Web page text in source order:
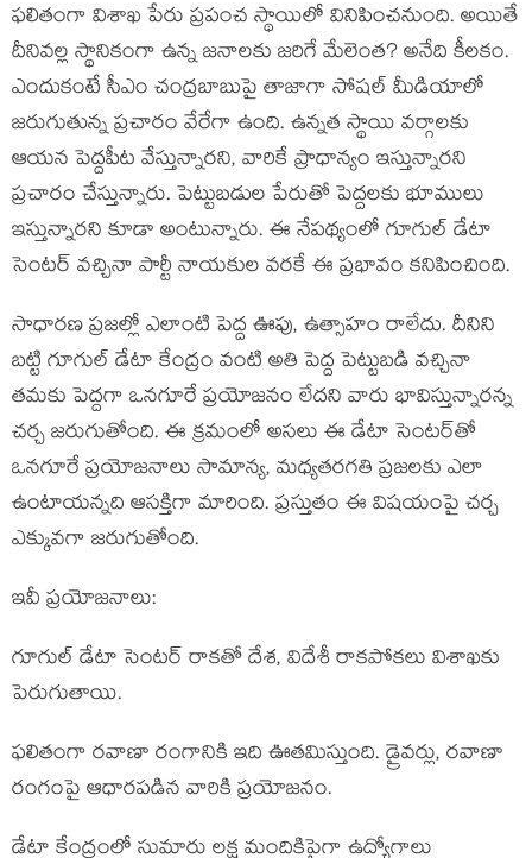
ఫలితంగా విశాఖ పేరు ప్రపంచ స్థాయిలో వినిపించనుంది. అయితే
దీనివల్ల స్థానికంగా ఉన్న జనాలకు జరిగే మేలెంత? అనేది కీలకం.
ఎందుకంటే సీఎం చంద్రబాబుపై తాజాగా సోషల్ మీడియాలో
జరుగుతున్న ప్రచారం వేరేగా ఉంది. ఉన్నత స్థాయి వర్గాలకు
ఆయన పెద్దపీట వేస్తున్నారని, వారికే ప్రాధాన్యం ఇస్తున్నారని
ప్రచారం చేస్తున్నారు. పెట్టుబడుల పేరుతో పెద్దలకు భూములు
ఇస్తున్నారని కూడా అంటున్నారు. ఈ నేపథ్యంలో గూగుల్ డేటా
సెంటర్ వచ్చినా పార్టీ నాయకుల వరకే ఈ ప్రభావం కనిపించింది.
సాధారణ ప్రజల్లో ఎలాంటి పెద్ద ఊపు, ఉత్సాహం రాలేదు. దీనిని
బట్టి గూగుల్ డేటా కేంద్రం వంటి అతి పెద్ద పెట్టుబడి వచ్చినా
తమకు పెద్దగా ఒనగూరే ప్రయోజనం లేదని వారు భావిస్తున్నారన్న
చర్చ జరుగుతోంది. ఈ క్రమంలో అసలు ఈ డేటా సెంటర్‌తో
ఒనగూరే ప్రయోజనాలు సామాన్య, మధ్యతరగతి ప్రజలకు ఎలా
ఉంటాయన్నది ఆసక్తిగా మారింది. ప్రస్తుతం ఈ విషయంపై చర్చ
ఎక్కువగా జరుగుతోంది.
ఇవీ ప్రయోజనాలు:
గూగుల్ డేటా సెంటర్ రాకతో దేశ, విదేశీ రాకపోకలు విశాఖకు
పెరుగుతాయి.
ఫలితంగా రవాణా రంగానికి ఇది ఊతమిస్తుంది. డ్రైవర్లు, రవాణా
రంగంపై ఆధారపడిన వారికి ప్రయోజనం.
డేటా కేంద్రంలో సుమారు లక్ష మందికిపైగా ఉద్యోగాలు